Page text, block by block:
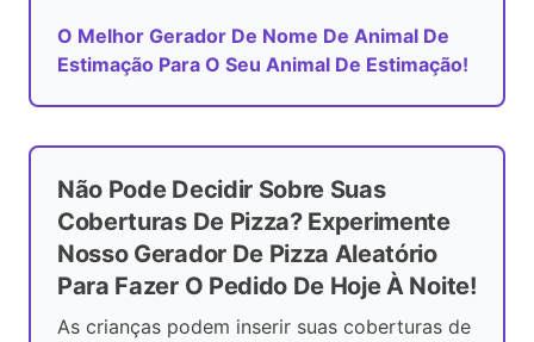
O Melhor Gerador De Nome De Animal De
Estimação Para O Seu Animal De Estimação!
Não Pode Decidir Sobre Suas
Coberturas De Pizza? Experimente
Nosso Gerador De Pizza Aleatório
Para Fazer O Pedido De Hoje À Noite!
As crianças podem inserir suas coberturas de